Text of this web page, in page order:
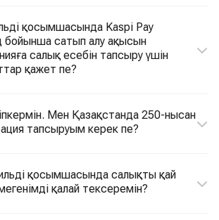
қосымшасында Kaspi Pay
бойынша сатып алу ақысын
салық есебін тапсыру үшін
қажет пе?
Мен Қазақстанда 250-нысан
тапсыруым керек пе?
қосымшасында салықты қай
қалай тексеремін?